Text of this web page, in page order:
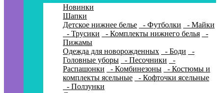
Новинки
Шапки
Детское нижнее белье
- Футболки
- Майки
- Трусики
- Комплекты нижнего белья
-
Пижамы
Одежда для новорожденных
- Боди
-
Головные уборы
- Песочники
-
Распашонки
- Комбинезоны
- Костюмы и
комплекты ясельные
- Кофточки ясельные
- Ползунки